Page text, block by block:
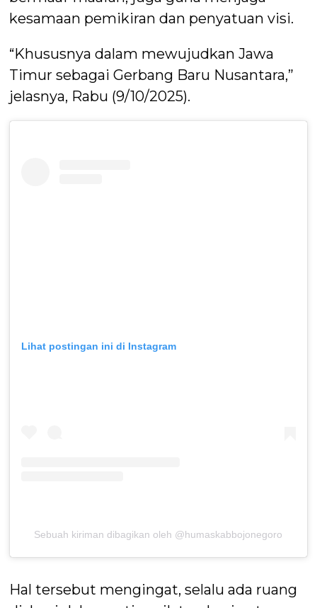
kesamaan pemikiran dan penyatuan visi.
“Khususnya dalam mewujudkan Jawa
Timur sebagai Gerbang Baru Nusantara,”
jelasnya, Rabu (9/10/2025).
Lihat postingan ini di Instagram
Sebuah kiriman dibagikan oleh @humaskabbojonegoro
Hal tersebut mengingat, selalu ada ruang